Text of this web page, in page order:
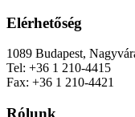
Elérhetőség
1089 Budapest,
Tel: +36 1 210-4415
Fax: +36 1 210-4421
Rólunk